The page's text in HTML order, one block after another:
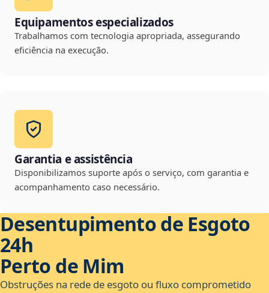
Equipamentos especializados
Trabalhamos com tecnologia apropriada, assegurando
eficiência na execução.
Garantia e assistência
Disponibilizamos suporte após o serviço, com garantia e
acompanhamento caso necessário.
Desentupimento de Esgoto
24h
Perto de Mim
Obstruções na rede de esgoto ou fluxo comprometido